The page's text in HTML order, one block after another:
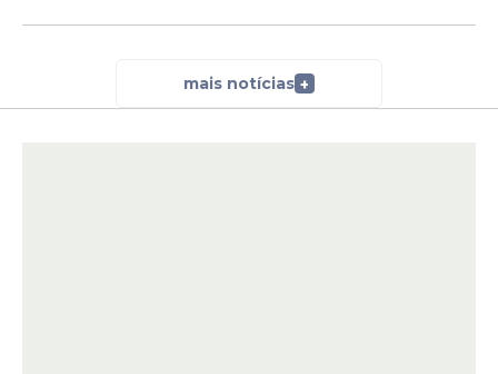
mais notícias +